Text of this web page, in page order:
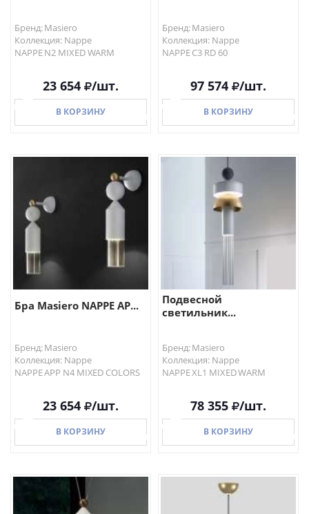
Бренд: Masiero
Коллекция: Nappe
NAPPE N2 MIXED WARM
23 654 /шт.
В КОРЗИНУ
Бренд: Masiero
Коллекция: Nappe
NAPPE C3 RD 60
97 574 /шт.
В КОРЗИНУ
В КОРЗИНУ
Бра Masiero NAPPE AP...
Бренд: Masiero
Коллекция: Nappe
NAPPE APP N4 MIXED COLORS
23 654 /шт.
В КОРЗИНУ
В КОРЗИНУ
Подвесной
светильник...
Бренд: Masiero
Коллекция: Nappe
NAPPE XL1 MIXED WARM
78 355 /шт.
В КОРЗИНУ